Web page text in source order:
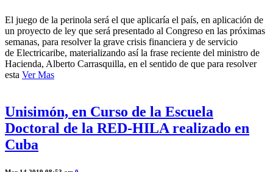
El juego de la perinola será el que aplicaría el país, en aplicación de
un proyecto de ley que será presentado al Congreso en las próximas
semanas, para resolver la grave crisis financiera y de servicio
de Electricaribe, materializando así la frase reciente del ministro de
Hacienda, Alberto Carrasquilla, en el sentido de que para resolver
esta Ver Mas
Unisimón, en Curso de la Escuela
Doctoral de la RED-HILA realizado en
Cuba